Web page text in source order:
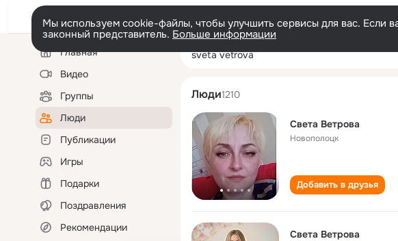
Мы используем cookie-файлы, чтобы улучшить сервисы для вас. Если
законный представитель. Больше информации
Левая
колонкаГлавная
Видео
Группы
Люди
Публикации
Игры
Подарки
Поздравления
Рекомендации
sveta vetrova
Люди1210
Света Ветрова
Новополоцк
Добавить в друзья
Света Ветрова